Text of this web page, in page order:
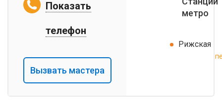
Показать
телефон
Вызвать мастера
метро
Рижская